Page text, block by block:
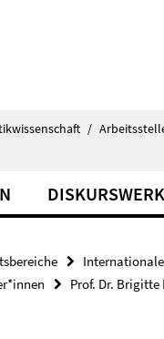
/
Prof. Dr. Brigitte